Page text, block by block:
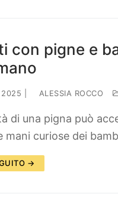
con pigne e
2025 ALESSIA ROCCO
di una pigna può
mani curiose dei
→